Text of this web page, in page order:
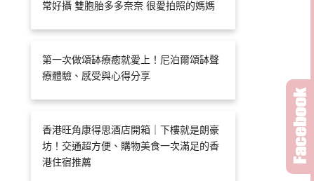
常好攝 雙胞胎多多奈奈 很愛拍照的媽媽
第一次做頌缽療癒就愛上！尼泊爾頌缽聲
療體驗、感受與心得分享
香港旺角康得思酒店開箱｜下樓就是朗豪
坊！交通超方便、購物美食一次滿足的香
港住宿推薦